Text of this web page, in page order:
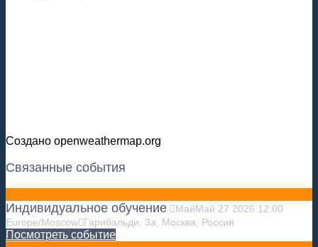
Создано openweathermap.org
Связанные события
Индивидуальное обучение МайМай 27 2026 12:00
Europe/Moscow Гарибальди, 3а, Москва, Россия
Посмотреть событие